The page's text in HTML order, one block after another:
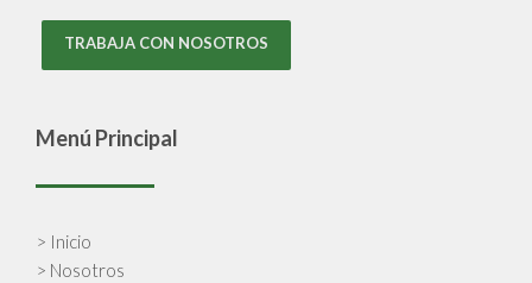
TRABAJA CON NOSOTROS
Menú Principal
> Inicio
> Nosotros